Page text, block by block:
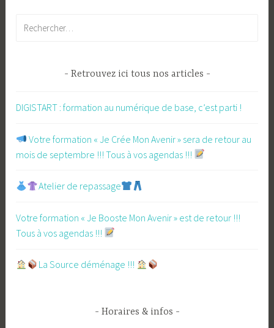
Retrouvez ici tous nos articles
DIGISTART : formation au numérique de base, c’est parti !
​ Votre formation « Je Crée Mon Avenir » sera de retour au
mois de septembre !!! Tous à vos agendas !!!
Atelier de repassage​
Votre formation « Je Booste Mon Avenir » est de retour !!!
Tous à vos agendas !!!
​La Source déménage !!!
Horaires & infos